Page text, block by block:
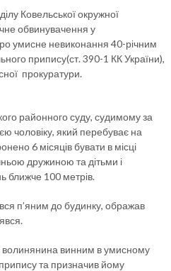
Ковельської окружної
обвинувачення у
умисне невиконання 40-річним
припису(ст. 390-1 КК України),
прокуратури.
районного суду, судимому за
чоловіку, який перебуває на
6 місяців бувати в місці
дружиною та дітьми і
ближче 100 метрів.
п’яним до будинку, ображав
винним в умисному
та призначив йому